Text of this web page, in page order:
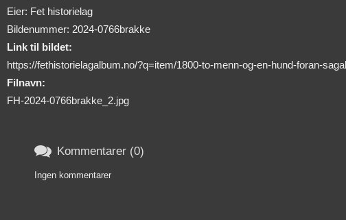
Eier: Fet historielag
Bildenummer: 2024-0766brakke
Link til bildet:
https://fethistorielagalbum.no/?q=item/1800-to-menn-og-en-hund-foran-
Filnavn:
FH-2024-0766brakke_2.jpg
 Kommentarer (0)
Ingen kommentarer